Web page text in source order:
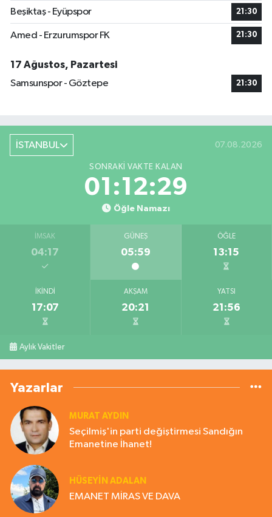
Beşiktaş - Eyüpspor 21:30
Amed - Erzurumspor FK 21:30
17 Ağustos, Pazartesi
Samsunspor - Göztepe
21:30
İSTANBUL 07.08.2026
SONRAKI VAKTE KALAN
01:12:29
Öğle Namazı
İMSAK
04:17
GÜNEŞ
05:59
ÖĞLE
13:15
İKINDI
17:07
AKŞAM
20:21
YATSI
21:56
Aylık Vakitler
Yazarlar
MURAT AYDIN
Seçilmiş'in parti değiştirmesi Sandığın
Emanetine İhanet!
HÜSEYIN ADALAN
EMANET MİRAS VE DAVA